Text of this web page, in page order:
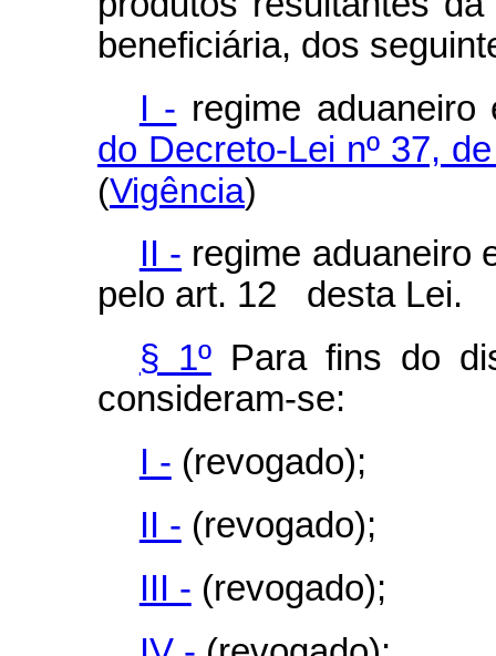
beneficiária, dos
I - regime
do Decreto-Lei nº 37,
(Vigência)
II - regime aduaneiro
pelo art. 12 desta Lei.
§ 1ºPara fins do
consideram-se:
I - (revogado);
II - (revogado);
III - (revogado);